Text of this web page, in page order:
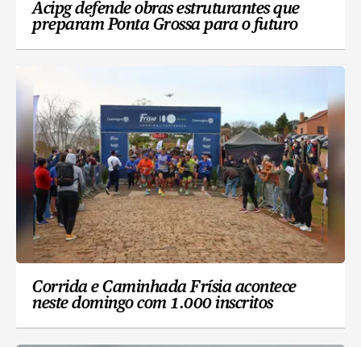
Acipg defende obras estruturantes que
preparam Ponta Grossa para o futuro
Corrida e Caminhada Frísia acontece
neste domingo com 1.000 inscritos